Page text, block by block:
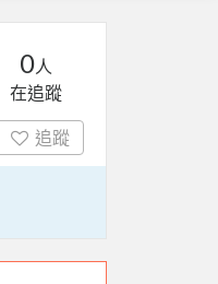
0人
在追蹤
追蹤